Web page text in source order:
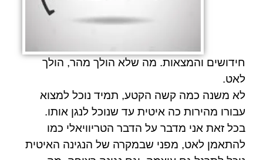
חידושים והמצאות. מה שלא הולך מהר, הולך
לאט.
לא משנה כמה קשה הקטע, תמיד נוכל למצוא
עבורו מהירות כה איטית עד שנוכל לנגן אותו.
בכל זאת אני מדבר על הדבר הטריוויאלי כמו
להתאמן לאט, מפני שבמקרה של הנגינה האיטית